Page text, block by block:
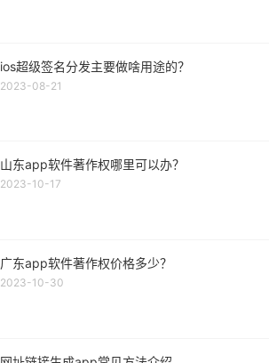
ios超级签名分发主要做啥用途的？
2023-08-21
山东app软件著作权哪里可以办？
2023-10-17
广东app软件著作权价格多少？
2023-10-30